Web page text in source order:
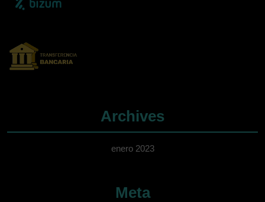
Archives
enero 2023
Meta